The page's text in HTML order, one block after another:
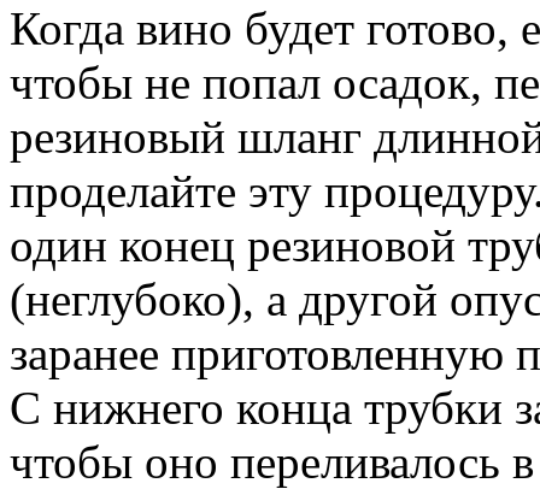
Когда вино будет
чтобы не попал осадок,
резиновый шланг
проделайте эту
один конец резиновой
(неглубоко), а другой
заранее
С нижнего конца трубки
чтобы оно переливалось